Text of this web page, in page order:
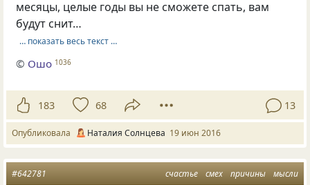
месяцы, целые годы вы не сможете спать, вам
будут снит…
… показать весь текст …
© Ошо 1036
183 68 13
Опубликовала Наталия Солнцева 19 июн 2016
счастье смех причины мысли
#642781